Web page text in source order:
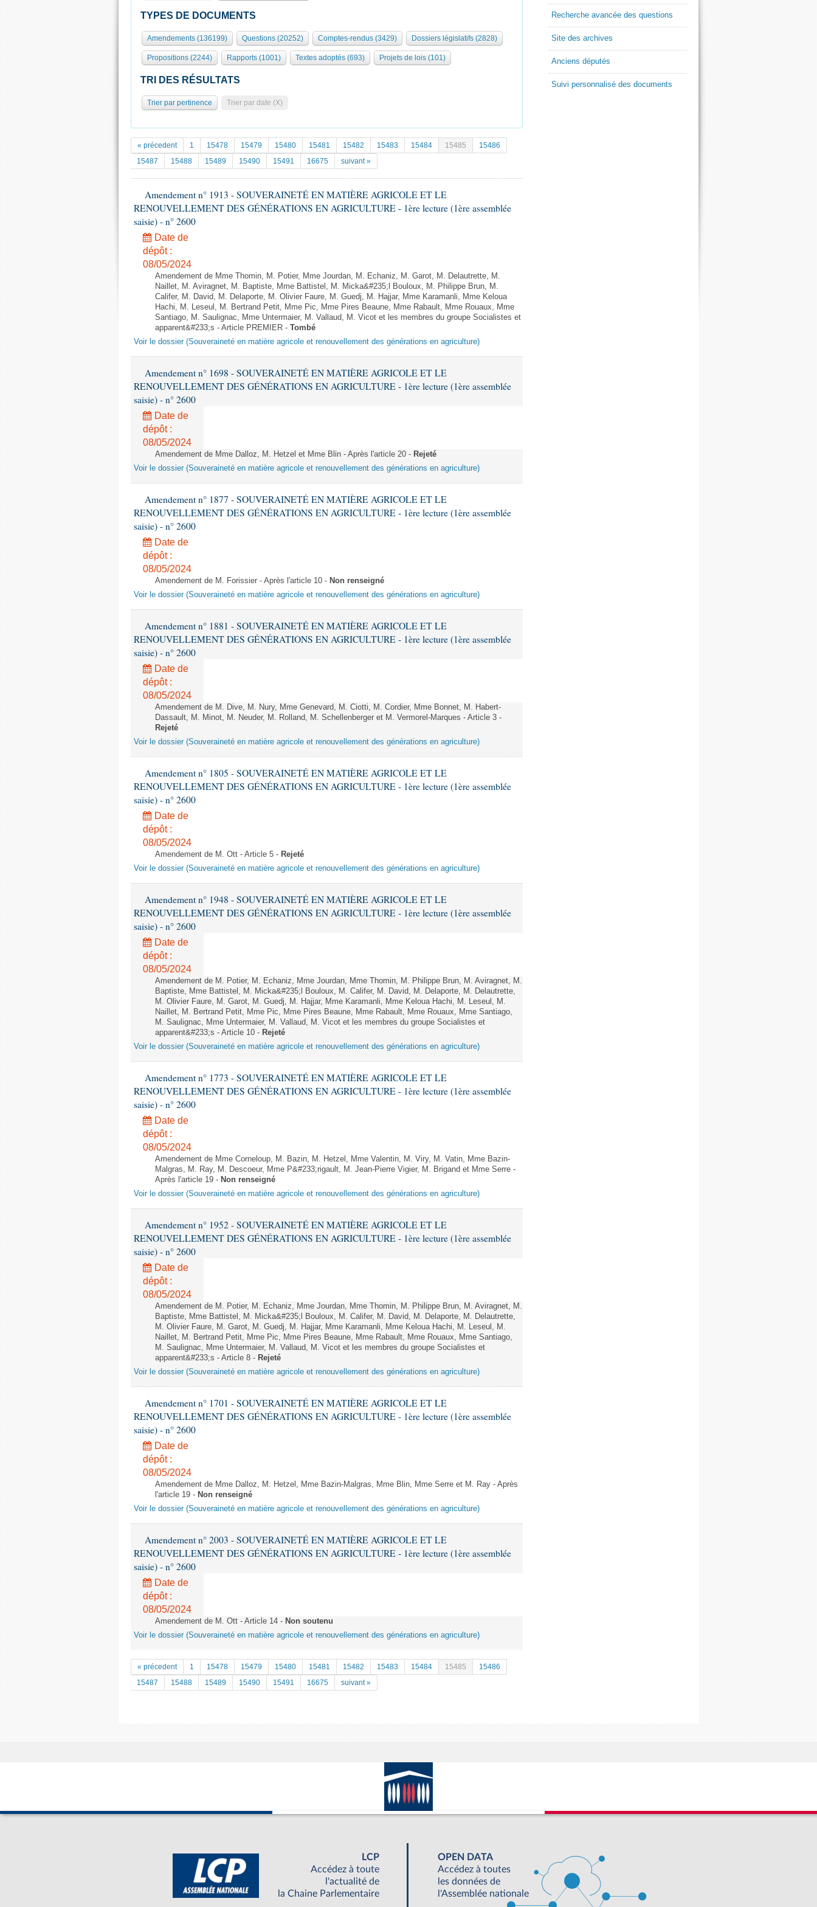
TYPES DE DOCUMENTS
Amendements (136199) Questions (20252) Comptes-rendus (3429) Dossiers législatifs (2828)
Propositions (2244) Rapports (1001) Textes adoptés (693) Projets de lois (101)
TRI DES RÉSULTATS
Trier par pertinence Trier par date (X)
« précedent 1 15478 15479 15480 15481 15482 15483 15484 15485
15486
15487
15488 15489 15490 15491 16675 suivant »
Amendement n° 1913 - SOUVERAINETÉ EN MATIÈRE AGRICOLE ET LE
RENOUVELLEMENT DES GÉNÉRATIONS EN AGRICULTURE - 1ère lecture (1ère assemblée
saisie) - n° 2600
Date de
dépôt :
08/05/2024
Amendement de Mme Thomin, M. Potier, Mme Jourdan, M. Echaniz, M. Garot, M. Delautrette, M.
Naillet, M. Aviragnet, M. Baptiste, Mme Battistel, M. Micka&#235;l Bouloux, M. Philippe Brun, M.
Califer, M. David, M. Delaporte, M. Olivier Faure, M. Guedj, M. Hajjar, Mme Karamanli, Mme Keloua
Hachi, M. Leseul, M. Bertrand Petit, Mme Pic, Mme Pires Beaune, Mme Rabault, Mme Rouaux, Mme
Santiago, M. Saulignac, Mme Untermaier, M. Vallaud, M. Vicot et les membres du groupe Socialistes et
apparent&#233;s - Article PREMIER - Tombé
Voir le dossier (Souveraineté en matière agricole et renouvellement des générations en agriculture)
Amendement n° 1698 - SOUVERAINETÉ EN MATIÈRE AGRICOLE ET LE
RENOUVELLEMENT DES GÉNÉRATIONS EN AGRICULTURE - 1ère lecture (1ère assemblée
saisie) - n° 2600
Date de
dépôt :
08/05/2024
Amendement de Mme Dalloz, M. Hetzel et Mme Blin - Après l'article 20 - Rejeté
Voir le dossier (Souveraineté en matière agricole et renouvellement des générations en agriculture)
Amendement n° 1877 - SOUVERAINETÉ EN MATIÈRE AGRICOLE ET LE
RENOUVELLEMENT DES GÉNÉRATIONS EN AGRICULTURE - 1ère lecture (1ère assemblée
saisie) - n° 2600
Date de
dépôt :
08/05/2024
Amendement de M. Forissier - Après l'article 10 - Non renseigné
Voir le dossier (Souveraineté en matière agricole et renouvellement des générations en agriculture)
Amendement n° 1881 - SOUVERAINETÉ EN MATIÈRE AGRICOLE ET LE
RENOUVELLEMENT DES GÉNÉRATIONS EN AGRICULTURE - 1ère lecture (1ère assemblée
saisie) - n° 2600
Date de
dépôt :
08/05/2024
Amendement de M. Dive, M. Nury, Mme Genevard, M. Ciotti, M. Cordier, Mme Bonnet, M. Habert-
Dassault, M. Minot, M. Neuder, M. Rolland, M. Schellenberger et M. Vermorel-Marques - Article 3 -
Rejeté
Voir le dossier (Souveraineté en matière agricole et renouvellement des générations en agriculture)
Amendement n° 1805 - SOUVERAINETÉ EN MATIÈRE AGRICOLE ET LE
RENOUVELLEMENT DES GÉNÉRATIONS EN AGRICULTURE - 1ère lecture (1ère assemblée
saisie) - n° 2600
Date de
dépôt :
08/05/2024
Amendement de M. Ott - Article 5 - Rejeté
Voir le dossier (Souveraineté en matière agricole et renouvellement des générations en agriculture)
Amendement n° 1948 - SOUVERAINETÉ EN MATIÈRE AGRICOLE ET LE
RENOUVELLEMENT DES GÉNÉRATIONS EN AGRICULTURE - 1ère lecture (1ère assemblée
saisie) - n° 2600
Date de
dépôt :
08/05/2024
Amendement de M. Potier, M. Echaniz, Mme Jourdan, Mme Thomin, M. Philippe Brun, M. Aviragnet, M.
Baptiste, Mme Battistel, M. Micka&#235;l Bouloux, M. Califer, M. David, M. Delaporte, M. Delautrette,
M. Olivier Faure, M. Garot, M. Guedj, M. Hajjar, Mme Karamanli, Mme Keloua Hachi, M. Leseul, M.
Naillet, M. Bertrand Petit, Mme Pic, Mme Pires Beaune, Mme Rabault, Mme Rouaux, Mme Santiago,
M. Saulignac, Mme Untermaier, M. Vallaud, M. Vicot et les membres du groupe Socialistes et
apparent&#233;s - Article 10 - Rejeté
Voir le dossier (Souveraineté en matière agricole et renouvellement des générations en agriculture)
Amendement n° 1773 - SOUVERAINETÉ EN MATIÈRE AGRICOLE ET LE
RENOUVELLEMENT DES GÉNÉRATIONS EN AGRICULTURE - 1ère lecture (1ère assemblée
saisie) - n° 2600
Date de
dépôt :
08/05/2024
Amendement de Mme Corneloup, M. Bazin, M. Hetzel, Mme Valentin, M. Viry, M. Vatin, Mme Bazin-
Malgras, M. Ray, M. Descoeur, Mme P&#233;rigault, M. Jean-Pierre Vigier, M. Brigand et Mme Serre -
Après l'article 19 - Non renseigné
Voir le dossier (Souveraineté en matière agricole et renouvellement des générations en agriculture)
Amendement n° 1952 - SOUVERAINETÉ EN MATIÈRE AGRICOLE ET LE
RENOUVELLEMENT DES GÉNÉRATIONS EN AGRICULTURE - 1ère lecture (1ère assemblée
saisie) - n° 2600
Date de
dépôt :
08/05/2024
Amendement de M. Potier, M. Echaniz, Mme Jourdan, Mme Thomin, M. Philippe Brun, M. Aviragnet, M.
Baptiste, Mme Battistel, M. Micka&#235;l Bouloux, M. Califer, M. David, M. Delaporte, M. Delautrette,
M. Olivier Faure, M. Garot, M. Guedj, M. Hajjar, Mme Karamanli, Mme Keloua Hachi, M. Leseul, M.
Naillet, M. Bertrand Petit, Mme Pic, Mme Pires Beaune, Mme Rabault, Mme Rouaux, Mme Santiago,
M. Saulignac, Mme Untermaier, M. Vallaud, M. Vicot et les membres du groupe Socialistes et
apparent&#233;s - Article 8 - Rejeté
Voir le dossier (Souveraineté en matière agricole et renouvellement des générations en agriculture)
Amendement n° 1701 - SOUVERAINETÉ EN MATIÈRE AGRICOLE ET LE
RENOUVELLEMENT DES GÉNÉRATIONS EN AGRICULTURE - 1ère lecture (1ère assemblée
saisie) - n° 2600
Date de
dépôt :
08/05/2024
Amendement de Mme Dalloz, M. Hetzel, Mme Bazin-Malgras, Mme Blin, Mme Serre et M. Ray - Après
l'article 19 - Non renseigné
Voir le dossier (Souveraineté en matière agricole et renouvellement des générations en agriculture)
Amendement n° 2003 - SOUVERAINETÉ EN MATIÈRE AGRICOLE ET LE
RENOUVELLEMENT DES GÉNÉRATIONS EN AGRICULTURE - 1ère lecture (1ère assemblée
saisie) - n° 2600
Date de
dépôt :
08/05/2024
Amendement de M. Ott - Article 14 - Non soutenu
Voir le dossier (Souveraineté en matière agricole et renouvellement des générations en agriculture)
« précedent 1 15478 15479 15480 15481 15482 15483 15484 15485
15486
15487
15488 15489 15490 15491 16675 suivant »
Recherche avancée des questions
Site des archives
Anciens députés
Suivi personnalisé des documents
LCP
Accédez à toute
l'actualité de
la Chaine Parlementaire
OPEN DATA
Accédez à toutes
les données de
l'Assemblée nationale